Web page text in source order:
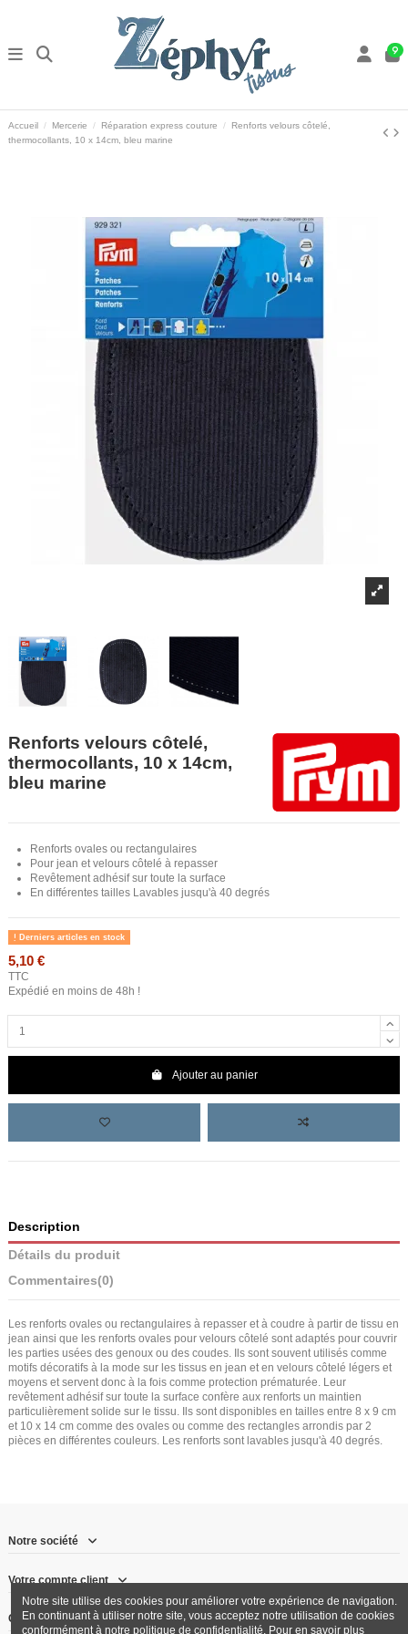
9
Accueil Mercerie Réparation express couture
Renforts velours côtelé,
thermocollants, 10 x 14cm, bleu marine
Renforts velours côtelé,
thermocollants, 10 x 14cm,
bleu marine
Renforts ovales ou rectangulaires
Pour jean et velours côtelé à repasser
Revêtement adhésif sur toute la surface
En différentes tailles Lavables jusqu'à 40 degrés
Derniers articles en stock
5,10 €
TTC
Expédié en moins de 48h !
Ajouter au panier
Description
Détails du produit
Commentaires(0)
Les renforts ovales ou rectangulaires à repasser et à coudre à partir de tissu en
jean ainsi que les renforts ovales pour velours côtelé sont adaptés pour couvrir
les parties usées des genoux ou des coudes. Ils sont souvent utilisés comme
motifs décoratifs à la mode sur les tissus en jean et en velours côtelé légers et
moyens et servent donc à la fois comme protection prématurée. Leur
revêtement adhésif sur toute la surface confère aux renforts un maintien
particulièrement solide sur le tissu. Ils sont disponibles en tailles entre 8 x 9 cm
et 10 x 14 cm comme des ovales ou comme des rectangles arrondis par 2
pièces en différentes couleurs. Les renforts sont lavables jusqu'à 40 degrés.
Notre société
Votre compte client
Contactez-nous
Notre site utilise des cookies pour améliorer votre expérience de navigation.
En continuant à utiliser notre site, vous acceptez notre utilisation de cookies
conformément à notre politique de confidentialité. Pour en savoir plus